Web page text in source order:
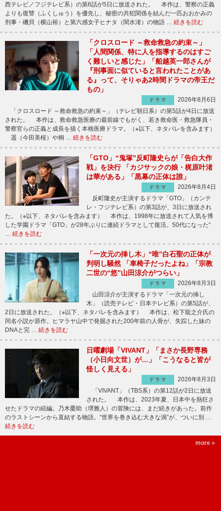
西テレビ／フジテレビ系）の第6話が5日に放送された。 本作は、警察の正義
よりも復讐（ふくしゅう）を優先し、秘密の共犯関係を結んだ一匹おおかみの
刑事・磯貝（横山裕）と第六感女子ヒナタ（関水渚）の物語 … 続きを読む
「クロスロード ～救命救急の約束～」
「人間関係、特に人を指導するのはすご
く難しいと感じた」「船越英一郎さんが
『刑事面に似ていると言われたことがあ
る』って、そりゃあ2時間ドラマの帝王だ
もの」
ドラマ
2026年8月6日
「クロスロード ～救命救急の約束～」（テレビ朝日系）の第5話が4日に放送
された。 本作は、救命救急医療の最前線でもがく、若き救命医・救急隊員・
警察官らの正義と成長を描く本格医療ドラマ。（※以下、ネタバレを含みます）
遥（今田美桜）や桐 … 続きを読む
「GTO」“鬼塚”反町隆史らが「告白大作
戦」を決行 「カジサックの娘・梶原叶渚
は華がある」「黒幕の正体は誰」
ドラマ
2026年8月4日
反町隆史が主演するドラマ「GTO」（カンテ
レ・フジテレビ系）の第3話が、3日に放送され
た。（※以下、ネタバレを含みます） 本作は、1998年に放送されて人気を博
した学園ドラマ「GTO」が28年ぶりに連続ドラマとして復活。50代になった“
続きを読む
「一次元の挿し木」“唯”白石聖の正体が
判明し騒然 「車椅子だったよね」「宗教
二世の“悠”山田涼介がつらい」
ドラマ
2026年8月3日
山田涼介が主演するドラマ「一次元の挿し
木」（読売テレビ・日本テレビ系）の第5話が、
2日に放送された。（※以下、ネタバレを含みます） 本作は、松下龍之介氏の
同名小説が原作。ヒマラヤ山中で発掘された200年前の人骨が、失踪した妹の
DNAと完 … 続きを読む
日曜劇場「VIVANT」「まさか長野専務
（小日向文世）が…」「こうなると皆が
怪しく見える」
ドラマ
2026年8月3日
「VIVANT」（TBS系）の第12話が2日に放送
された。 本作は、2023年夏、日本中を熱狂さ
せたドラマの続編。乃木憂助（堺雅人）の冒険には、まだ続きがあった。前作
のラストシーンから直結する物語。“世界を巻き込む大きな渦”が、ついに別 …
続きを読む
more »